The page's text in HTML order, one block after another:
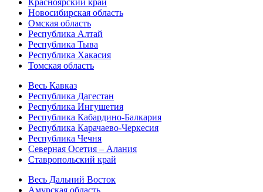
Красноярский край
Новосибирская область
Омская область
Республика Алтай
Республика Тыва
Республика Хакасия
Томская область
Весь Кавказ
Республика Дагестан
Республика Ингушетия
Республика Кабардино-Балкария
Республика Карачаево-Черкесия
Республика Чечня
Северная Осетия – Алания
Ставропольский край
Весь Дальний Восток
Амурская область